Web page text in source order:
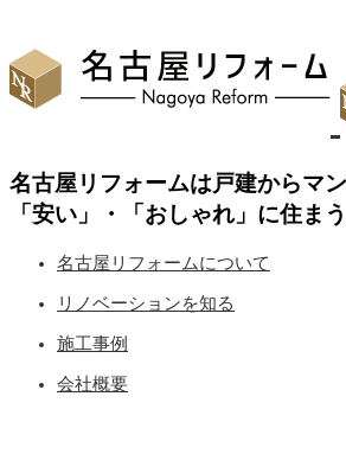
名古屋リフォームは戸建からマン
「安い」・「おしゃれ」に住ま
名古屋リフォームについて
リノベーションを知る
施工事例
会社概要